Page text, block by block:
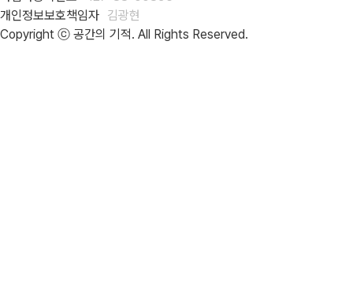
개인정보보호책임자 김광현
Copyright ⓒ 공간의 기적. All Rights Reserved.